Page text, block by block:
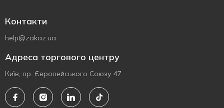
Контакти
help@zakaz.ua
Адреса торгового центру
Київ, пр. Європейського Союзу 47